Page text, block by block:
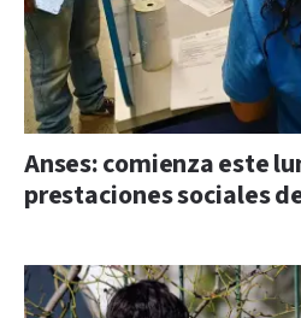
Anses: comienza este
prestaciones sociales